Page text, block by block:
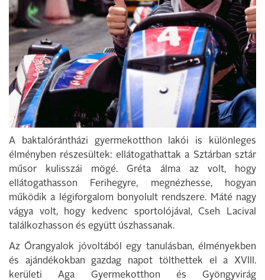
A baktalórántházi gyermekotthon lakói is különleges
élményben részesültek: ellátogathattak a Sztárban sztár
műsor kulisszái mögé. Gréta álma az volt, hogy
ellátogathasson Ferihegyre, megnézhesse, hogyan
működik a légiforgalom bonyolult rendszere. Máté nagy
vágya volt, hogy kedvenc sportolójával, Cseh Lacival
találkozhasson és együtt úszhassanak.
Az Őrangyalok jóvoltából egy tanulásban, élményekben
és ajándékokban gazdag napot tölthettek el a XVIII.
kerületi Aga Gyermekotthon és Gyöngyvirág